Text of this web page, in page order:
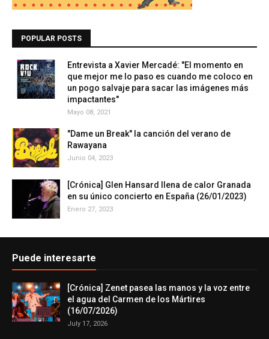
POPULAR POSTS
Entrevista a Xavier Mercadé: "El momento en
que mejor me lo paso es cuando me coloco en
un pogo salvaje para sacar las imágenes más
impactantes"
Mayo 08, 2021
"Dame un Break" la canción del verano de
Rawayana
Junio 04, 2023
[Crónica] Glen Hansard llena de calor Granada
en su único concierto en España (26/01/2023)
Enero 27, 2023
Puede interesarte
[Crónica] Zenet pasea las manos y la voz entre
el agua del Carmen de los Mártires
(16/07/2026)
July 17, 2026